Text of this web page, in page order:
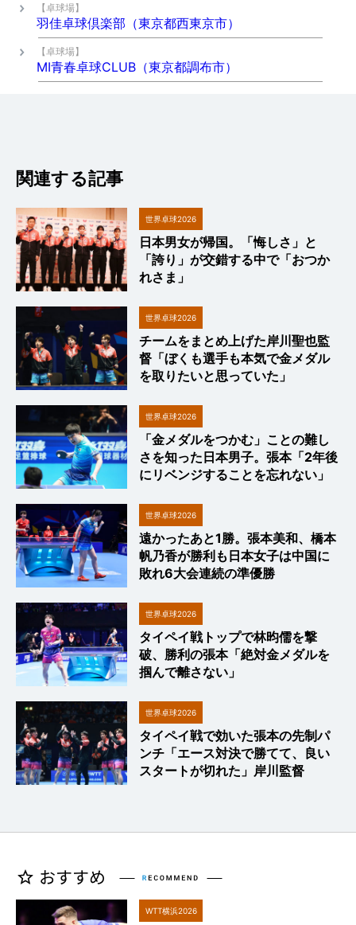
【卓球場】
羽佳卓球倶楽部（東京都西東京市）
【卓球場】
MI青春卓球CLUB（東京都調布市）
関連する記事
世界卓球2026
日本男女が帰国。「悔しさ」と
「誇り」が交錯する中で「おつか
れさま」
世界卓球2026
チームをまとめ上げた岸川聖也監
督「ぼくも選手も本気で金メダル
を取りたいと思っていた」
世界卓球2026
「金メダルをつかむ」ことの難し
さを知った日本男子。張本「2年後
にリベンジすることを忘れない」
世界卓球2026
遠かったあと1勝。張本美和、橋本
帆乃香が勝利も日本女子は中国に
敗れ6大会連続の準優勝
世界卓球2026
タイペイ戦トップで林昀儒を撃
破、勝利の張本「絶対金メダルを
掴んで離さない」
世界卓球2026
タイペイ戦で効いた張本の先制パ
ンチ「エース対決で勝てて、良い
スタートが切れた」岸川監督
WTT横浜2026